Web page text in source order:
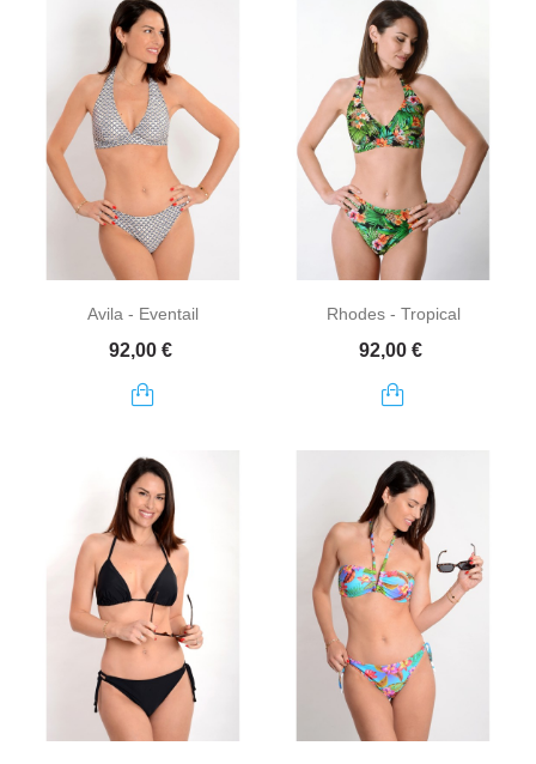
Avila - Eventail
Prix
92,00 €
Rhodes - Tropical
Prix
92,00 €